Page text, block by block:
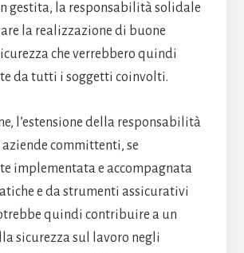
gestita, la responsabilità solidale
la realizzazione di buone
che verrebbero quindi
da tutti i soggetti coinvolti.
l’estensione della responsabilità
committenti, se
implementata e accompagnata
e da strumenti assicurativi
quindi contribuire a un
sicurezza sul lavoro negli